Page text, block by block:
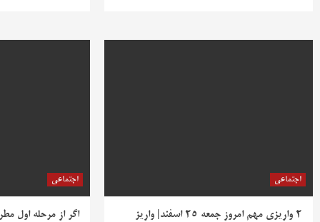
اجتماعی
۲ واریزی مهم امروز جمعه ۲۵ اسفند| واریز
اجتماعی
اگر از مرحله اول